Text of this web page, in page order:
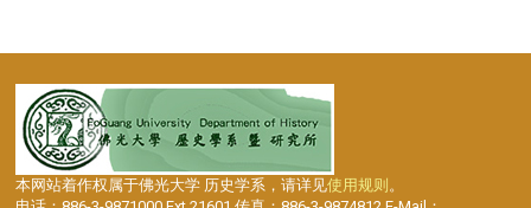
本网站着作权属于佛光大学 历史学系，请详见使用规则 。